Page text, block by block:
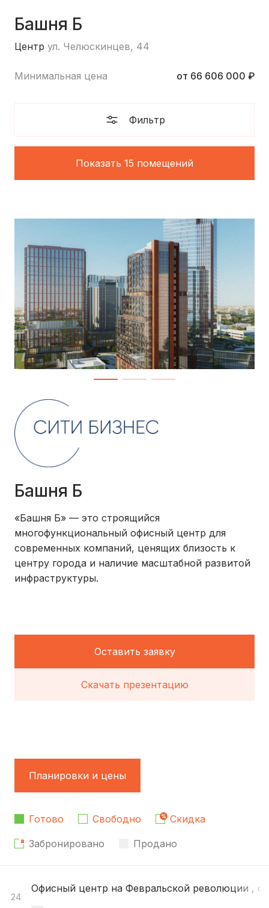
Башня Б
Центр ул. Челюскинцев, 44
Минимальная цена от 66 606 000 ₽
Фильтр
Показать 15 помещений
Башня Б
«Башня Б» — это строящийся
многофункциональный офисный центр для
современных компаний, ценящих близость к
центру города и наличие масштабной развитой
инфраструктуры.
Оставить заявку
Скачать презентацию
Планировки и цены
Готово Свободно Скидка
Забронировано Продано
24
Офисный центр на Февральской революции ,